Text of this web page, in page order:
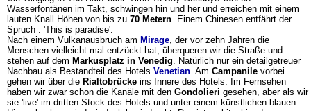
Wasserfontänen im Takt, schwingen hin und her und erreichen mit einem
lauten Knall Höhen von bis zu 70 Metern. Einem Chinesen entfährt der
Spruch : 'This is paradise'.
Nach einem Vulkanausbruch am Mirage, der vor zehn Jahren die
Menschen vielleicht mal entzückt hat, überqueren wir die Straße und
stehen auf dem Markusplatz in Venedig. Natürlich nur ein detailgetreuer
Nachbau als Bestandteil des Hotels Venetian. Am Campanile vorbei
gehen wir über die Rialtobrücke ins Innere des Hotels. Im Fernsehen
haben wir zwar schon die Kanäle mit den Gondolieri gesehen, aber als wir
sie 'live' im dritten Stock des Hotels und unter einem künstlichen blauen